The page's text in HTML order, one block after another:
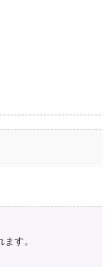
す。